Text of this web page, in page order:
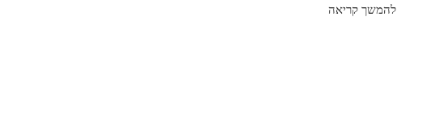
להמשך קריאה